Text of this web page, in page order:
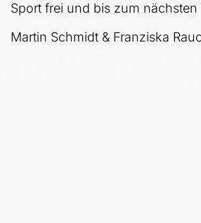
Sport frei und bis zum
Martin Schmidt & Franziska